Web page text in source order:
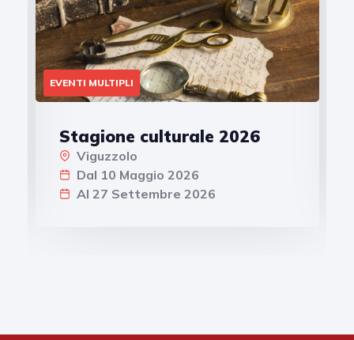
EVENTI MULTIPLI
Stagione culturale 2026
Viguzzolo
Dal 10 Maggio 2026
Al 27 Settembre 2026